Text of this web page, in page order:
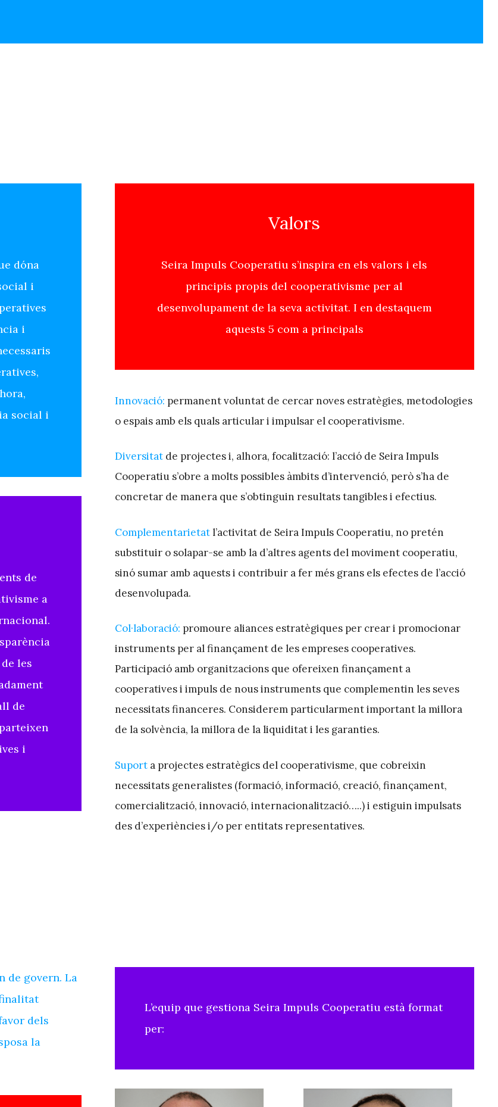
dóna
i
i
social i
de
a
les
de
i
Valors
Seira Impuls Cooperatiu s’inspira en els valors i els
principis propis del cooperativisme per al
desenvolupament de la seva activitat. I en destaquem
aquests 5 com a principals
Innovació: permanent voluntat de cercar noves estratègies, metodologies
o espais amb els quals articular i impulsar el cooperativisme.
Diversitatde projectes i, alhora, focalització: l’acció de Seira Impuls
Cooperatiu s’obre a molts possibles àmbits d’intervenció, però s’ha de
concretar de manera que s’obtinguin resultats tangibles i efectius.
Complementarietatl’activitat de Seira Impuls Cooperatiu, no pretén
substituir o solapar-se amb la d’altres agents del moviment cooperatiu,
sinó sumar amb aquests i contribuir a fer més grans els efectes de l’acció
desenvolupada.
Col·laboració: promoure aliances estratègiques per crear i promocionar
instruments per al finançament de les empreses cooperatives.
Participació amb organitzacions que ofereixen finançament a
cooperatives i impuls de nous instruments que complementin les seves
necessitats financeres. Considerem particularment important la millora
de la solvència, la millora de la liquiditat i les garanties.
Suporta projectes estratègics del cooperativisme, que cobreixin
necessitats generalistes (formació, informació, creació, finançament,
comercialització, innovació, internacionalització…..) i estiguin impulsats
des d’experiències i/o per entitats representatives.
de govern. La
dels
la
L’equip que gestiona Seira Impuls Cooperatiu està format
per: ​